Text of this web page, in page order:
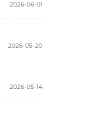
2026-06-01
2026-05-20
2026-05-14